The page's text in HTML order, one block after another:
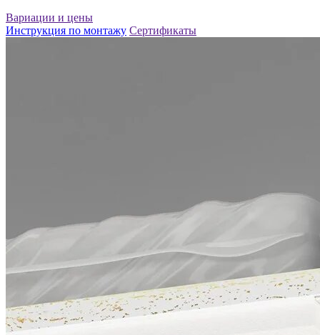
Вариации и цены
Инструкция по монтажу Сертификаты